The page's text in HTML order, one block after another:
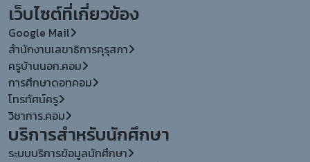
เว็บไซต์ที่เกี่ยวข้อง
Google Mail
สำนักงานเลขาธิการคุรุสภา
ครูบ้านนอก.คอม
การศึกษาดอทคอม
โทรทัศน์ครู
วิชาการ.คอม
บริการสำหรับนักศึกษา
ระบบบริการข้อมูลนักศึกษา